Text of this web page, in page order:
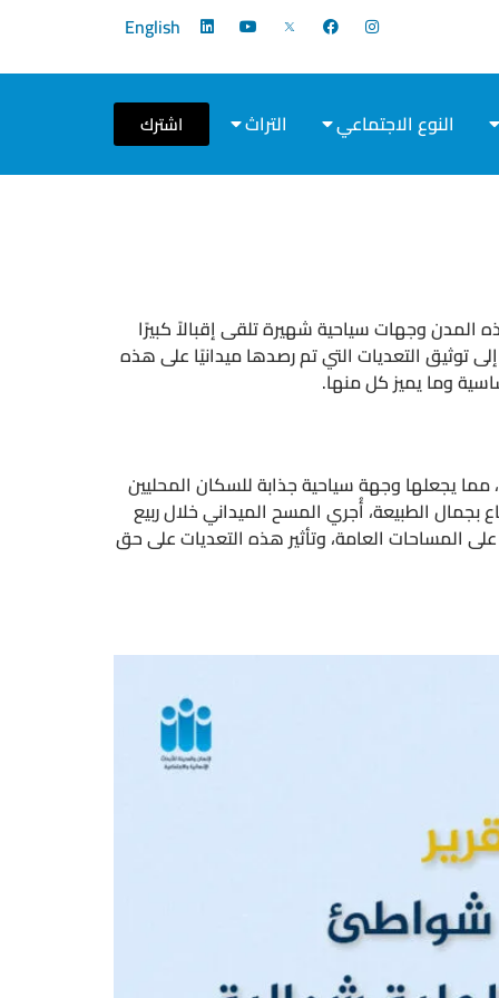
English
النوع الاجتماعي التراث اشترك
وجهات سياحية شهيرة تلقى إقبالاً كبيرًا
التعديات التي تم رصدها ميدانيًا على هذه
وما يميز كل منها.
يجعلها وجهة سياحية جذابة للسكان المحليين
الطبيعة، أُجري المسح الميداني خلال ربيع
على المساحات العامة، وتأثير هذه التعديات على حق